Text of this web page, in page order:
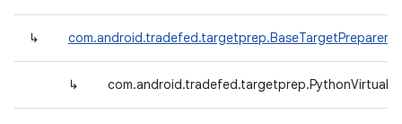
↳ com.android.tradefed.targetprep.BaseTargetPreparer
↳